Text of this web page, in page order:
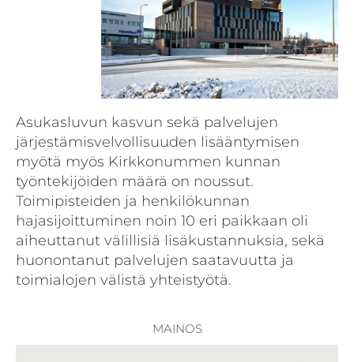
Asukasluvun kasvun sekä palvelujen
järjestämisvelvollisuuden lisääntymisen
myötä myös Kirkkonummen kunnan
työntekijöiden määrä on noussut.
Toimipisteiden ja henkilökunnan
hajasijoittuminen noin 10 eri paikkaan oli
aiheuttanut välillisiä lisäkustannuksia, sekä
huonontanut palvelujen saatavuutta ja
toimialojen välistä yhteistyötä.